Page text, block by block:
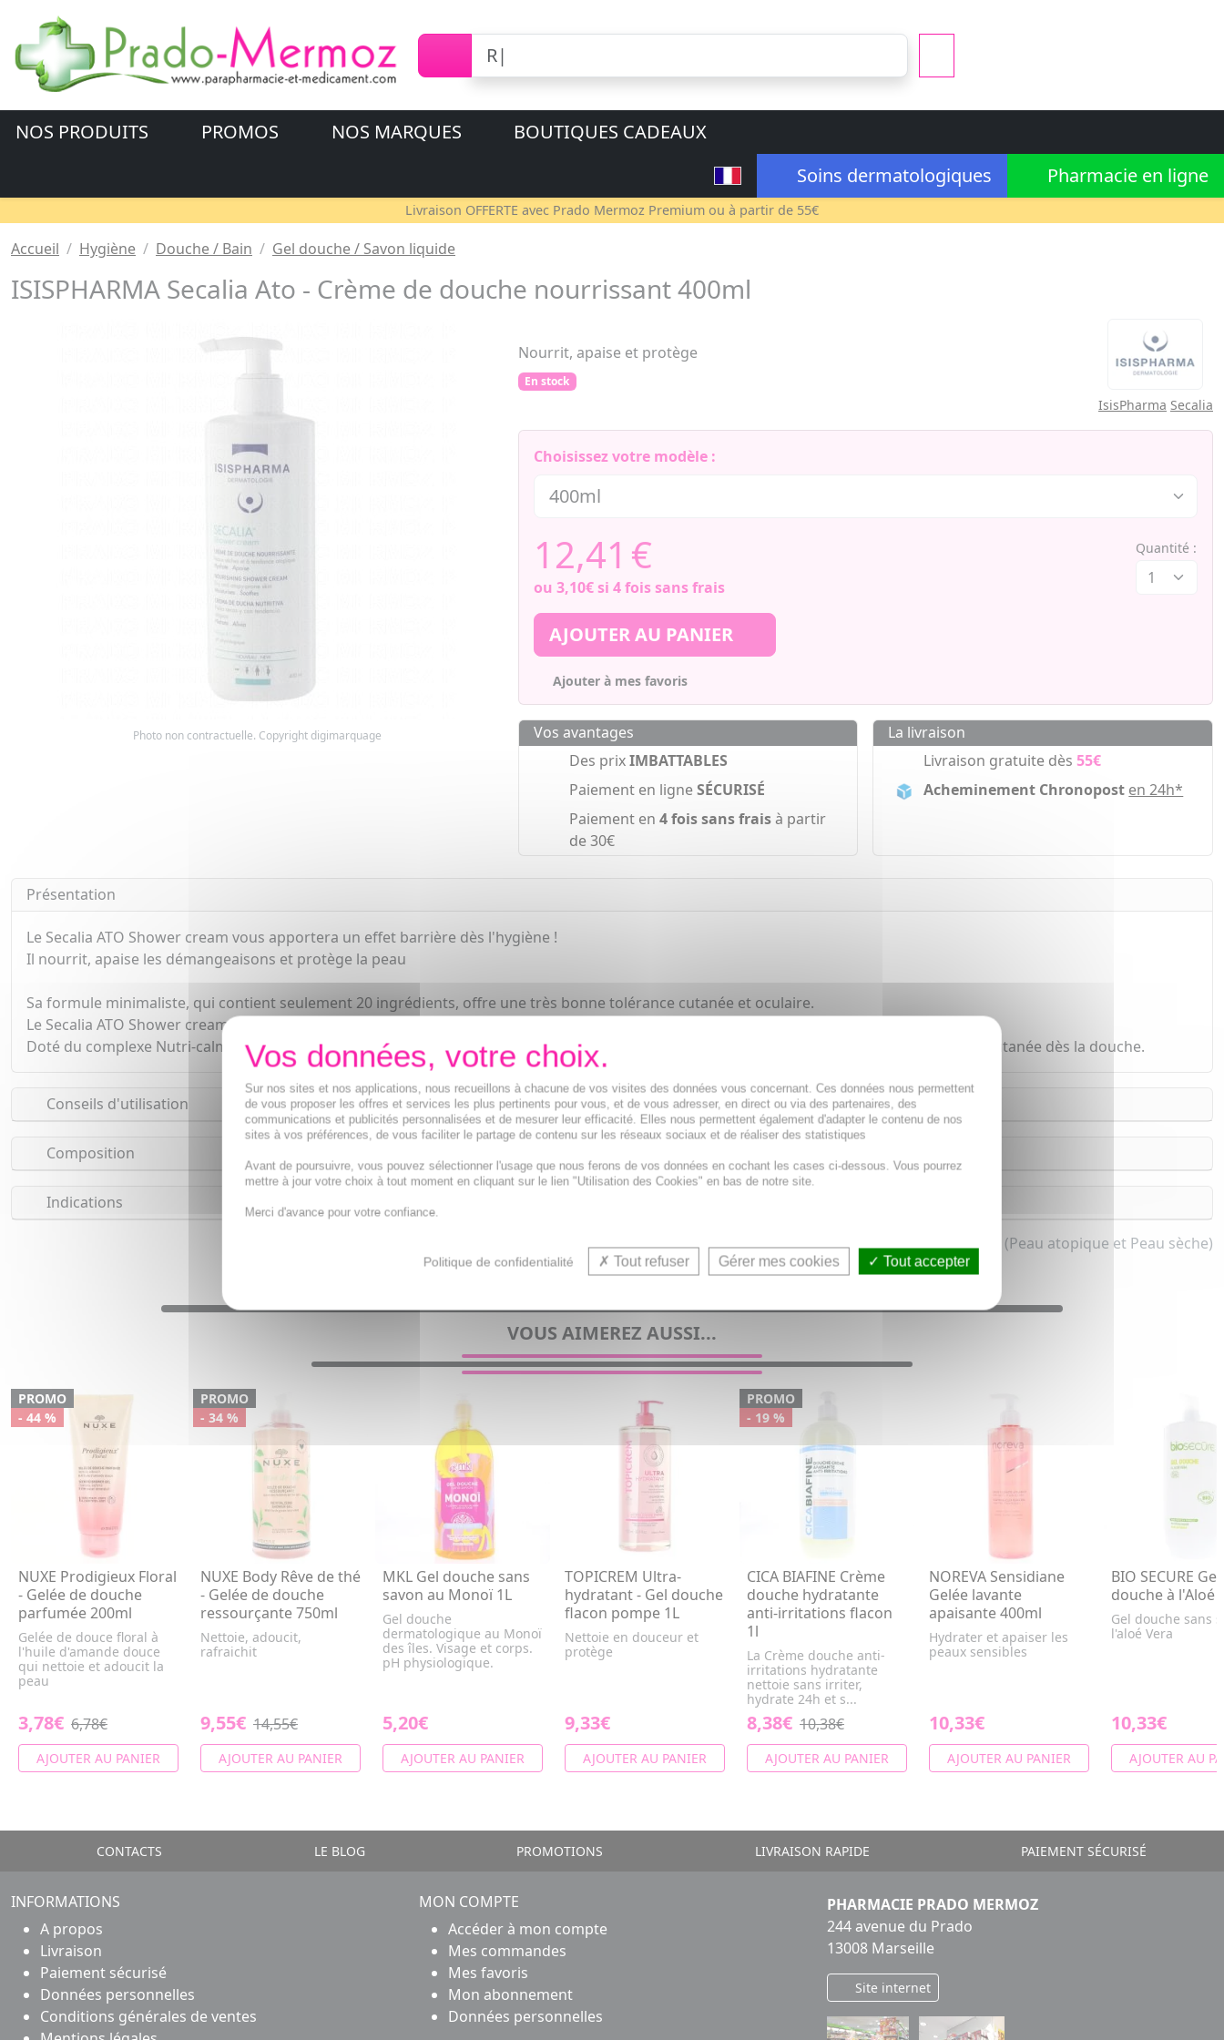
NOS PRODUITS PROMOS NOS MARQUES
BOUTIQUES CADEAUX
Soins dermatologiques
Pharmacie en ligne
Livraison OFFERTE avec Prado Mermoz Premium ou à partir de 55€
Accueil Hygiène Douche / Bain Gel douche / Savon liquide
ISISPHARMA Secalia Ato - Crème de douche nourrissant 400ml
Photo non contractuelle. Copyright digimarquage
Nourrit, apaise et protège
En stock
IsisPharma Secalia
Choisissez votre modèle :
12,41 €
ou 3,10€si 4 fois sans frais
Quantité :
AJOUTER AU PANIER
Ajouter à mes favoris
Vos avantages
Des prixIMBATTABLES
Paiement en ligneSÉCURISÉ
Paiement en 4 fois sans fraisà partir
de 30€
La livraison
Livraison gratuite dès55€
Acheminement Chronopost en 24h*
Présentation
Le Secalia ATO Shower cream vous apportera un effet barrière dès l'hygiène !
Il nourrit, apaise les démangeaisons et protège la peau
Sa formule minimaliste, qui contient seulement 20 ingrédients, offre une très bonne tolérance cutanée et oculaire.
Le Secalia ATO Shower cream contient 25% d'ingrédients émolliens et hydratants.
Doté du complexe Nutri-calm, d'huile de tournesol et d'un tensio actif doux, le Secalia ATO Shower cream va hydrater et réparer la barrière cutanée dès la douche.
Conseils d'utilisation
Composition
Indications
Gel douche pour femme, homme, enfant & adolescent et bébé (Peau atopique et Peau sèche)
VOUS AIMEREZ AUSSI...
PROMO
- 44 %
NUXE Prodigieux Floral
- Gelée de douche
parfumée 200ml
Gelée de douce floral à
l'huile d'amande douce
qui nettoie et adoucit la
peau
3,78€ 6,78€
AJOUTER AU PANIER
PROMO
- 34 %
NUXE Body Rêve de thé
- Gelée de douche
ressourçante 750ml
Nettoie, adoucit,
rafraichit
9,55€ 14,55€
AJOUTER AU PANIER
MKL Gel douche sans
savon au Monoï 1L
Gel douche
dermatologique au Monoï
des îles. Visage et corps.
pH physiologique.
5,20€
AJOUTER AU PANIER
TOPICREM Ultra-
hydratant - Gel douche
flacon pompe 1L
Nettoie en douceur et
protège
9,33€
AJOUTER AU PANIER
PROMO
- 19 %
CICA BIAFINE Crème
douche hydratante
anti-irritations flacon
1l
La Crème douche anti-
irritations hydratante
nettoie sans irriter,
hydrate 24h et s...
8,38€ 10,38€
AJOUTER AU PANIER
NOREVA Sensidiane
Gelée lavante
apaisante 400ml
Hydrater et apaiser les
peaux sensibles
10,33€
AJOUTER AU PANIER
BIO SECURE Gel
douche à l'Aloé
Gel douche sans
l'aloé Vera
10,33€
AJOUTER AU
CONTACTS LE BLOG PROMOTIONS LIVRAISON RAPIDE PAIEMENT SÉCURISÉ
INFORMATIONS
A propos
Livraison
Paiement sécurisé
Données personnelles
Conditions générales de ventes
MON COMPTE
Accéder à mon compte
Mes commandes
Mes favoris
Mon abonnement
Données personnelles
PHARMACIE PRADO MERMOZ
244 avenue du Prado
13008 Marseille
Site internet
Sur nos sites et nos applications, nous recueillons à chacune de vos visites des données vous concernant. Ces données nous permettent
de vous proposer les offres et services les plus pertinents pour vous, et de vous adresser, en direct ou via des partenaires, des
communications et publicités personnalisées et de mesurer leur efficacité. Elles nous permettent également d'adapter le contenu de nos
sites à vos préférences, de vous faciliter le partage de contenu sur les réseaux sociaux et de réaliser des statistiques
Avant de poursuivre, vous pouvez sélectionner l'usage que nous ferons de vos données en cochant les cases ci-dessous. Vous pourrez
mettre à jour votre choix à tout moment en cliquant sur le lien "Utilisation des Cookies" en bas de notre site.
Merci d'avance pour votre confiance.
Politique de confidentialité Tout refuser Gérer mes cookies Tout accepter